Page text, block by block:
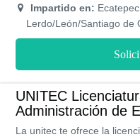
egresado de la UNITEC es
conseguir grandes
Impartido en:
Lerdo/León/Santiago de
UNITEC
Administración de
La unitec te ofrece la